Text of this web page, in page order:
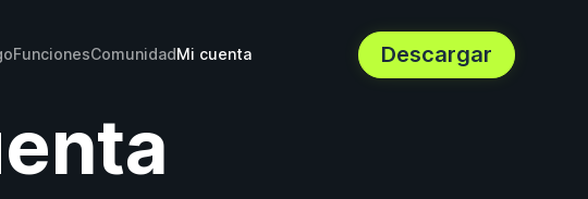
FuncionesComunidadMi cuenta Descargar